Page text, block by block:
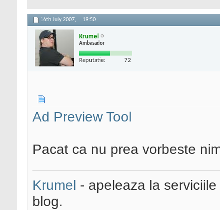
16th July 2007, 19:50
Krumel
Ambasador
Reputatie: 72
Ad Preview Tool
Pacat ca nu prea vorbeste
Krumel - apeleaza la
blog.